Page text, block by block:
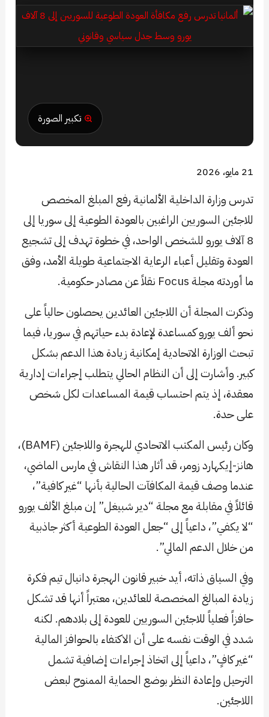
تكبير الصورة
21 مايو، 2026
تدرس وزارة الداخلية الألمانية رفع المبلغ المخصص
للاجئين السوريين الراغبين بالعودة الطوعية إلى سوريا إلى
8 آلاف يورو للشخص الواحد، في خطوة تهدف إلى تشجيع
العودة وتقليل أعباء الرعاية الاجتماعية طويلة الأمد، وفق
ما أوردته مجلة Focus نقلاً عن مصادر حكومية.
وذكرت المجلة أن اللاجئين العائدين يحصلون حالياً على
نحو ألف يورو كمساعدة لإعادة بدء حياتهم في سوريا، فيما
تبحث الوزارة الاتحادية إمكانية زيادة هذا الدعم بشكل
كبير. وأشارت إلى أن النظام الحالي يتطلب إجراءات إدارية
معقدة، إذ يتم احتساب قيمة المساعدات لكل شخص
على حدة.
وكان رئيس المكتب الاتحادي للهجرة واللاجئين (BAMF)،
هانز-إيكهارد زومر، قد أثار هذا النقاش في مارس الماضي،
عندما وصف قيمة المكافآت الحالية بأنها “غير كافية”،
قائلاً في مقابلة مع مجلة “دير شبيغل” إن مبلغ الألف يورو
“لا يكفي”، داعياً إلى “جعل العودة الطوعية أكثر جاذبية
من خلال الدعم المالي”.
وفي السياق ذاته، أيد خبير قانون الهجرة دانيال تيم فكرة
زيادة المبالغ المخصصة للعائدين، معتبراً أنها قد تشكل
حافزاً فعلياً للاجئين السوريين للعودة إلى بلادهم. لكنه
شدد في الوقت نفسه على أن الاكتفاء بالحوافز المالية
“غير كافٍ”، داعياً إلى اتخاذ إجراءات إضافية تشمل
الترحيل وإعادة النظر بوضع الحماية الممنوح لبعض
اللاجئين.